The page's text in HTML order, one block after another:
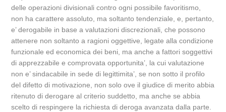
delle operazioni divisionali contro ogni possibile favoritismo,
non ha carattere assoluto, ma soltanto tendenziale, e, pertanto,
e’ derogabile in base a valutazioni discrezionali, che possono
attenere non soltanto a ragioni oggettive, legate alla condizione
funzionale ed economica dei beni, ma anche a fattori soggettivi
di apprezzabile e comprovata opportunita’, la cui valutazione
non e’ sindacabile in sede di legittimita’, se non sotto il profilo
del difetto di motivazione, non solo ove il giudice di merito abbia
ritenuto di derogare al criterio suddetto, ma anche se abbia
scelto di respingere la richiesta di deroga avanzata dalla parte.